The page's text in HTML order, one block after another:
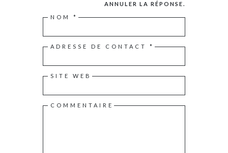
ANNULER LA RÉPONSE.
NOM *
ADRESSE DE CONTACT *
SITE WEB
COMMENTAIRE